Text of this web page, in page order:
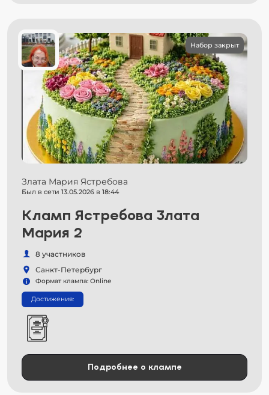
Набор закрыт
Злата Мария Ястребова
Был в сети 13.05.2026 в 18:44
Кламп Ястребова Злата
Мария 2
8 участников
Санкт-Петербург
Формат клампа: Online
Достижения:
Подробнее о клампе